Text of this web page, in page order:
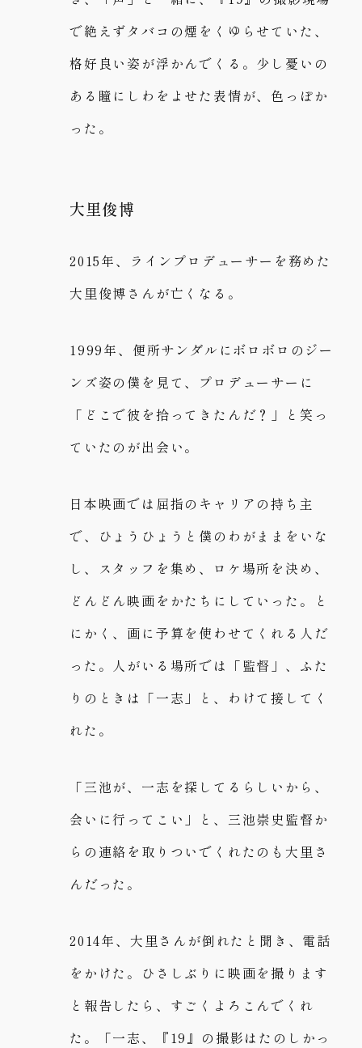
で絶えずタバコの煙をくゆらせていた、
格好良い姿が浮かんでくる。少し憂いの
ある瞳にしわをよせた表情が、色っぽか
った。
大里俊博
2015年、ラインプロデューサーを務めた
大里俊博さんが亡くなる。
1999年、便所サンダルにボロボロのジー
ンズ姿の僕を見て、プロデューサーに
「どこで彼を拾ってきたんだ？」と笑っ
ていたのが出会い。
日本映画では屈指のキャリアの持ち主
で、ひょうひょうと僕のわがままをいな
し、スタッフを集め、ロケ場所を決め、
どんどん映画をかたちにしていった。と
にかく、画に予算を使わせてくれる人だ
った。人がいる場所では「監督」、ふた
りのときは「一志」と、わけて接してく
れた。
「三池が、一志を探してるらしいから、
会いに行ってこい」と、三池崇史監督か
らの連絡を取りついでくれたのも大里さ
んだった。
2014年、大里さんが倒れたと聞き、電話
をかけた。ひさしぶりに映画を撮ります
と報告したら、すごくよろこんでくれ
た。「一志、『19』の撮影はたのしかっ